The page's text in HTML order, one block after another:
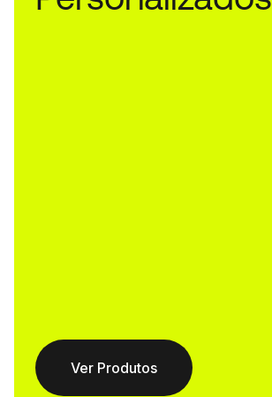
Ver Produtos